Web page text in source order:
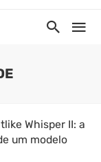
Whisper II: a
um modelo